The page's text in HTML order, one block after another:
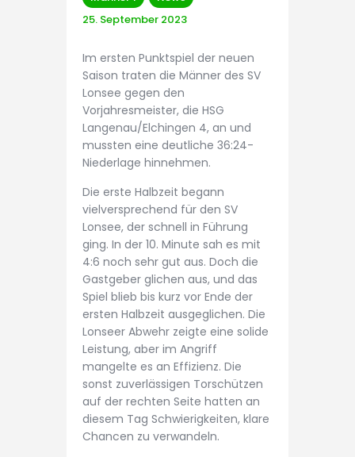
25. September 2023
Im ersten Punktspiel der neuen
Saison traten die Männer des SV
Lonsee gegen den
Vorjahresmeister, die HSG
Langenau/Elchingen 4, an und
mussten eine deutliche 36:24-
Niederlage hinnehmen.
Die erste Halbzeit begann
vielversprechend für den SV
Lonsee, der schnell in Führung
ging. In der 10. Minute sah es mit
4:6 noch sehr gut aus. Doch die
Gastgeber glichen aus, und das
Spiel blieb bis kurz vor Ende der
ersten Halbzeit ausgeglichen. Die
Lonseer Abwehr zeigte eine solide
Leistung, aber im Angriff
mangelte es an Effizienz. Die
sonst zuverlässigen Torschützen
auf der rechten Seite hatten an
diesem Tag Schwierigkeiten, klare
Chancen zu verwandeln.